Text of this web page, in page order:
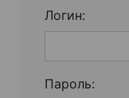
Логин:
Пароль: